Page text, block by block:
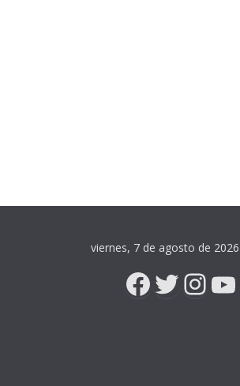
viernes, 7 de agosto de 2026
Facebook
Twitter